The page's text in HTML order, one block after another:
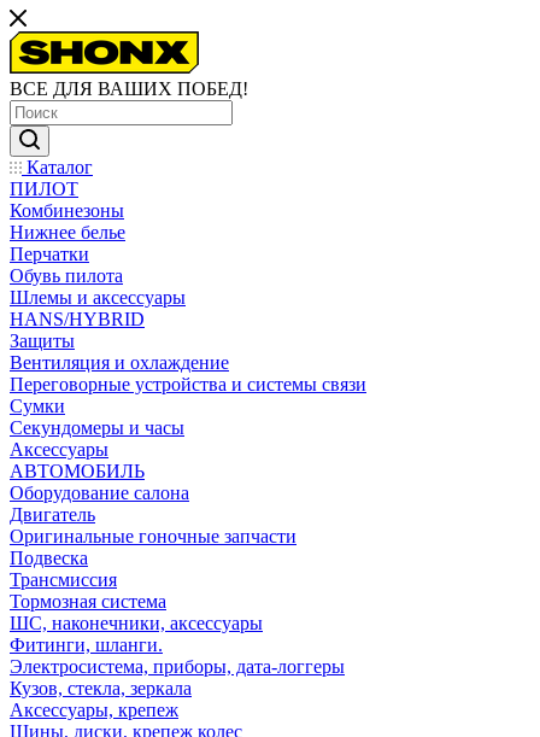
ВСЕ ДЛЯ ВАШИХ ПОБЕД!
Каталог
ПИЛОТ
Комбинезоны
Нижнее белье
Перчатки
Обувь пилота
Шлемы и аксессуары
HANS/HYBRID
Защиты
Вентиляция и охлаждение
Переговорные устройства и системы связи
Сумки
Секундомеры и часы
Аксессуары
АВТОМОБИЛЬ
Оборудование салона
Двигатель
Оригинальные гоночные запчасти
Подвеска
Трансмиссия
Тормозная система
ШС, наконечники, аксессуары
Фитинги, шланги.
Электросистема, приборы, дата-логгеры
Кузов, стекла, зеркала
Аксессуары, крепеж
Шины, диски, крепеж колес